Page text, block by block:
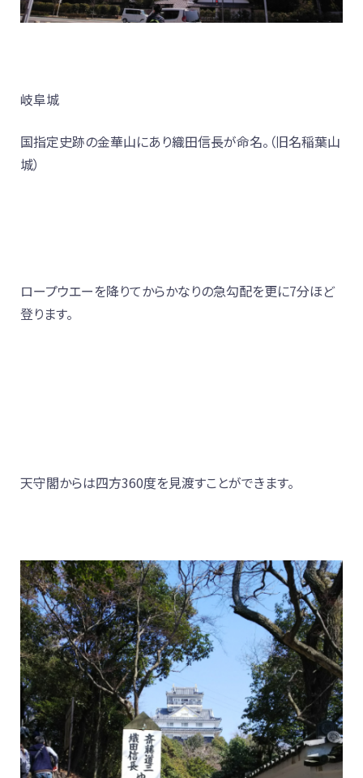
岐阜城
国指定史跡の金華山にあり織田信長が命名。（旧名稲葉山
城）
ロープウエーを降りてからかなりの急勾配を更に7分ほど
登ります。
天守閣からは四方360度を見渡すことができます。